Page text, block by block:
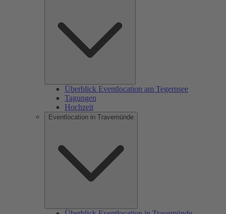
Überblick Eventlocation am Tegernsee
Tagungen
Hochzeit
Eventlocation in Travemünde